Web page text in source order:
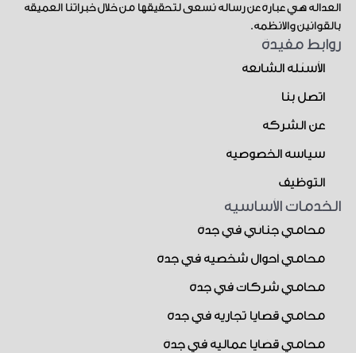
العدالة هي عبارة عن رسالة نسعى لتحقيقها من خلال خبراتنا العميقة
بالقوانين والأنظمة.
روابط مفيدة
الأسئلة الشائعة
اتصل بنا
عن الشركة
سياسة الخصوصية
التوظيف
الخدمات الأساسية
محامي جنائي في جدة
محامي أحوال شخصية في جدة
محامي شركات في جدة
محامي قضايا تجارية في جدة
محامي قضايا عمالية في جدة